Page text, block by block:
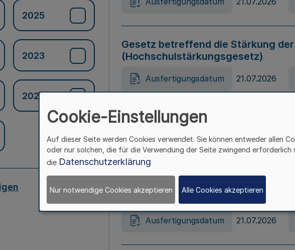
2025
2023
2021
Gesetz betreffend die Stärkung
(Hochschulstärkungsgesetz)
Ausfertigungsdatum 21.07.2026
Gesetz zur Vermeidung von
(Landesantidiskriminierungsgesetz
Ausfertigungsdatum 21.07.2026
Gesetz zur Änderung des Online-
Ausfertigungsdatum 21.07.2026
Cookie-Einstellungen
Auf dieser Seite werden Cookies verwendet. Sie können entweder allen
oder nur solchen, die für die Verwendung der Seite zwingend erforderlich
die Datenschutzerklärung
Nur notwendige Cookies akzeptieren Alle Cookies akzeptieren